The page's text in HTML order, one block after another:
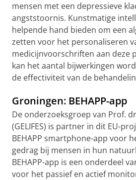
mensen met een depressieve
angststoornis. Kunstmatige
helpende hand bieden om een
zetten voor het personaliseren
medicijnvoorschriften aan deze
kan het aantal bijwerkingen
de effectiviteit van de
Groningen: BEHAPP-app
De onderzoeksgroep van Prof.
(GELIFES) is partner in dit EU-
BEHAPP smartphone-app voor
gedrag bij mensen in hun
BEHAPP-app is een onderdeel
voor het passief en actief